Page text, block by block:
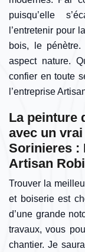
puisqu’elle
l’entretenir pour
bois, le
aspect nature.
confier en toute
l’entreprise
La peinture
avec un
Sorinieres :
Artisan
Trouver la
et boiserie est
d’une grande
travaux, vous
chantier. Je